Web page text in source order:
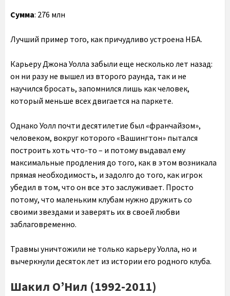
Сумма: 276 млн
Лучший пример того, как причудливо устроена НБА.
Карьеру Джона Уолла забыли еще несколько лет назад:
он ни разу не вышел из второго раунда, так и не
научился бросать, запомнился лишь как человек,
который меньше всех двигается на паркете.
Однако Уолл почти десятилетие был «франчайзом»,
человеком, вокруг которого «Вашингтон» пытался
построить хоть что-то – и потому выдавал ему
максимальные продления до того, как в этом возникала
прямая необходимость, и задолго до того, как игрок
убедил в том, что он все это заслуживает. Просто
потому, что маленьким клубам нужно дружить со
своими звездами и заверять их в своей любви
заблаговременно.
Травмы уничтожили не только карьеру Уолла, но и
вычеркнули десяток лет из истории его родного клуба.
Шакил О’Нил (1992-2011)